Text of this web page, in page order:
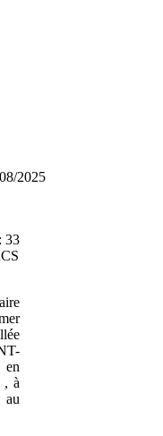
2025
33
, à
au